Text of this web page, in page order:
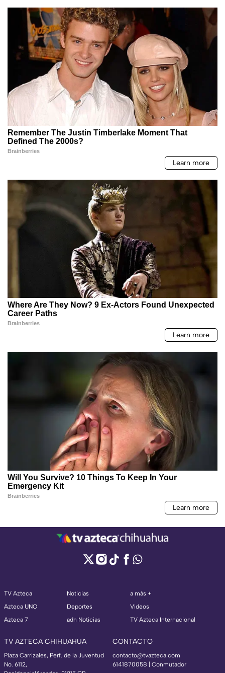
TV Azteca
Azteca UNO
Azteca 7
Noticias
Deportes
adn Noticias
a más +
Videos
TV Azteca Internacional
TV AZTECA CHIHUAHUA
Plaza Carrizales, Perf. de la Juventud
No. 6112,
CONTACTO
contacto@tvazteca.com
6141870058 | Conmutador